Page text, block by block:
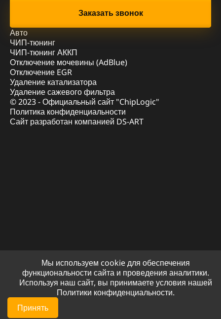
Авто
ЧИП-тюнинг
ЧИП-тюнинг АККП
Отключение мочевины (AdBlue)
Отключение EGR
Удаление катализатора
Удаление сажевого фильтра
© 2023 - Официальный сайт "ChipLogic"
Политика конфиденциальности
Сайт разработан компанией DS-ART
Мы используем cookie для обеспечения
функциональности сайта и проведения аналитики.
Используя наш сайт, вы принимаете условия нашей
Политики конфиденциальности.
Принять